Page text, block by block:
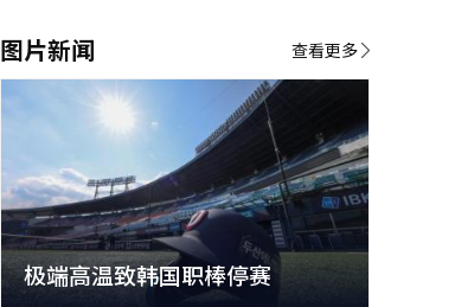
图片新闻
极端高温致韩国职棒停赛
查看更多